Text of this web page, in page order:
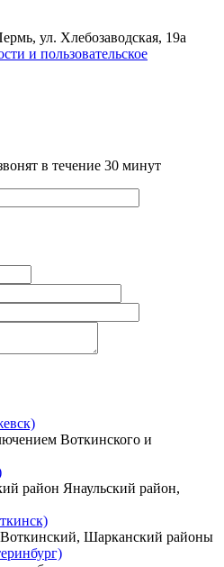
ул. Хлебозаводская, 19а
и пользовательское
в течение 30 минут
Воткинского и
район Янаульский район,
Воткинский, Шарканский районы